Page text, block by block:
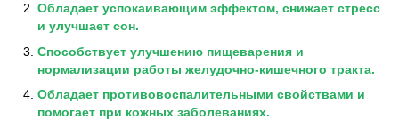
Обладает успокаивающим эффектом, снижает стресс
и улучшает сон.
Способствует улучшению пищеварения и
нормализации работы желудочно-кишечного тракта.
Обладает противовоспалительными свойствами и
помогает при кожных заболеваниях.